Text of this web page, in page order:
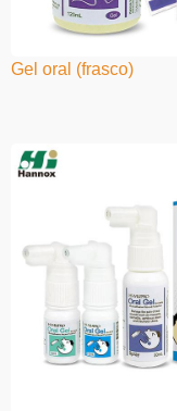
Gel oral (frasco)